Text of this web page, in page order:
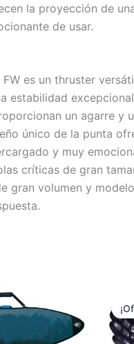
la proyección de
de usar.
es un thruster
estabilidad
un agarre y
único de la punta
y muy
críticas de gran
gran volumen y
producto
tiene